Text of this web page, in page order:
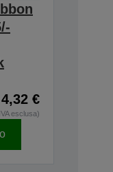
4,32 €
esclusa)